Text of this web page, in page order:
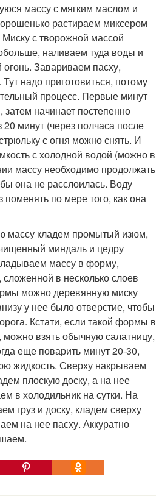
массу с мягким маслом и
растираем миксером
с творожной массой
наливаем туда воды и
Завариваем пасху,
надо приготовиться, потому
процесс. Первые минут
затем начинает постепенно
20 минут (через полчаса после
с огня можно снять. И
с холодной водой (можно в
массу необходимо продолжать
она не расслоилась. Воду
поменять по мере того, как она
массу кладем промытый изюм,
миндаль и цедру
массу в форму,
в несколько слоев
можно деревянную миску
у нее было отверстие, чтобы
Кстати, если такой формы в
можно взять обычную салатницу,
еще поварить минут 20-30,
жидкость. Сверху накрываем
плоскую доску, а на нее
в холодильник на сутки. На
груз и доску, кладем сверху
на нее пасху. Аккуратно